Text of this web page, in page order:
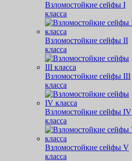
Взломостойкие сейфы I
класса
Взломостойкие сейфы II
класса
Взломостойкие сейфы III
класса
Взломостойкие сейфы IV
класса
Взломостойкие сейфы V
класса